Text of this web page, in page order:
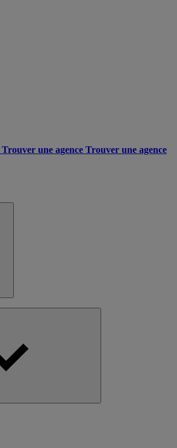
Trouver une agence Trouver une agence